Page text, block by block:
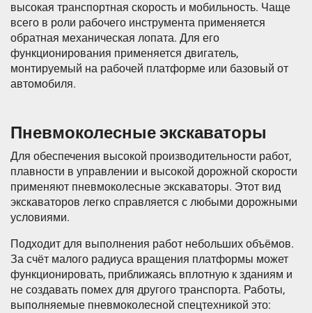
высокая транспортная скорость и мобильность. Чаще
всего в роли рабочего инструмента применяется
обратная механическая лопата. Для его
функционирования применяется двигатель,
монтируемый на рабочей платформе или базовый от
автомобиля.
Пневмоколесные экскаваторы
Для обеспечения высокой производительности работ,
плавности в управлении и высокой дорожной скорости
применяют пневмоколесные экскаваторы. Этот вид
экскаваторов легко справляется с любыми дорожными
условиями.
Подходит для выполнения работ небольших объёмов.
За счёт малого радиуса вращения платформы может
функционировать, приближаясь вплотную к зданиям и
не создавать помех для другого транспорта. Работы,
выполняемые пневмоколесной спецтехникой это: